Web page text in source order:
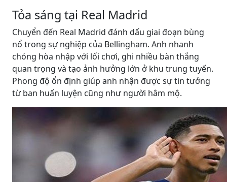
Tỏa sáng tại Real Madrid
Chuyển đến Real Madrid đánh dấu giai đoạn bùng
nổ trong sự nghiệp của Bellingham. Anh nhanh
chóng hòa nhập với lối chơi, ghi nhiều bàn thắng
quan trọng và tạo ảnh hưởng lớn ở khu trung tuyến.
Phong độ ổn định giúp anh nhận được sự tin tưởng
từ ban huấn luyện cũng như người hâm mộ.